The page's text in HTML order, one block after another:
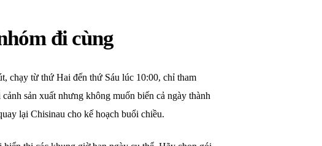
đi cùng
chạy từ thứ Hai đến thứ Sáu lúc 10:00, chỉ tham
sản xuất nhưng không muốn biến cả ngày thành
lại Chisinau cho kế hoạch buổi chiều.